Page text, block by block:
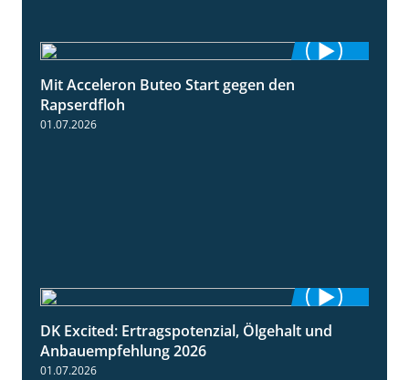
Mit Acceleron Buteo Start gegen den
Rapserdfloh
01.07.2026
1:46
DK Excited: Ertragspotenzial, Ölgehalt und
Anbauempfehlung 2026
01.07.2026